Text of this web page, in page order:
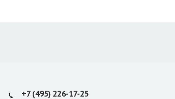
+7 (495) 226-17-25